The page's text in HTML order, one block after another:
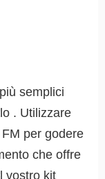
semplici
. Utilizzare
per godere
che offre
vostro kit